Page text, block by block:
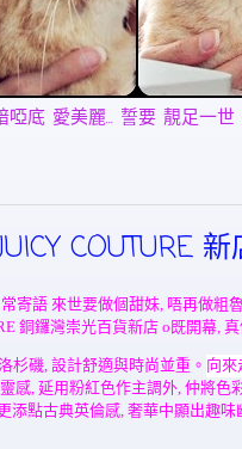
底 愛美麗... 誓要 靚足一
COUTURE
寄語 來世要做個甜妹, 唔再做粗
銅鑼灣崇光百貨新店 o既開幕,
杉磯, 設計舒適與時尚並重 。 向來
感, 延用粉紅色作主調外, 仲將色
添點古典英倫感, 奢華中顯出趣味